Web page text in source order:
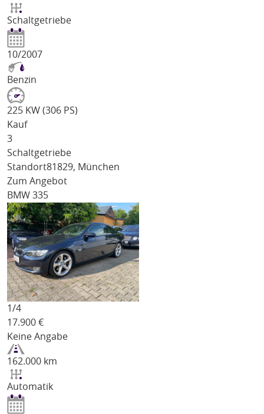
Schaltgetriebe
10/2007
Benzin
225 KW (306 PS)
Kauf
3
Schaltgetriebe
Standort81829, München
Zum Angebot
BMW 335
1/4
17.900 €
Keine Angabe
162.000 km
Automatik